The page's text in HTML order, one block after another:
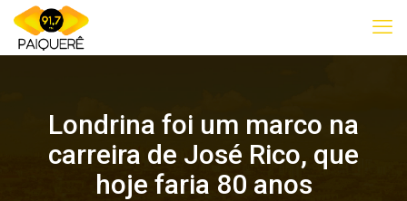
Londrina foi um marco na
carreira de José Rico, que
hoje faria 80 anos